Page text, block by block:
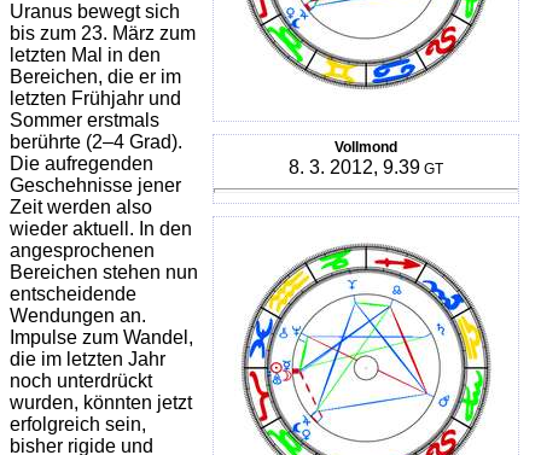
Vollmond
8. 3. 2012, 9.39 GT
Uranus bewegt sich
bis zum 23. März zum
letzten Mal in den
Bereichen, die er im
letzten Frühjahr und
Sommer erstmals
berührte (2–4 Grad).
Die aufregenden
Geschehnisse jener
Zeit werden also
wieder aktuell. In den
angesprochenen
Bereichen stehen nun
entscheidende
Wendungen an.
Impulse zum Wandel,
die im letzten Jahr
noch unterdrückt
wurden, könnten jetzt
erfolgreich sein,
bisher rigide und